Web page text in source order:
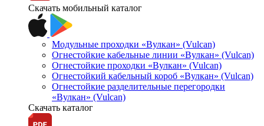
Скачать мобильный каталог
Модульные проходки «Вулкан» (Vulcan)
Огнестойкие кабельные линии «Вулкан» (Vulcan)
Огнестойкие проходки «Вулкан» (Vulcan)
Огнестойкий кабельный короб «Вулкан» (Vulcan)
Огнестойкие разделительные перегородки
«Вулкан» (Vulcan)
Скачать каталог